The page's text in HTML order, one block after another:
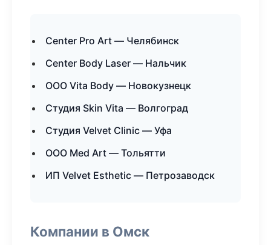
Center Pro Art — Челябинск
Center Body Laser — Нальчик
ООО Vita Body — Новокузнецк
Студия Skin Vita — Волгоград
Студия Velvet Clinic — Уфа
ООО Med Art — Тольятти
ИП Velvet Esthetic — Петрозаводск
Компании в Омск